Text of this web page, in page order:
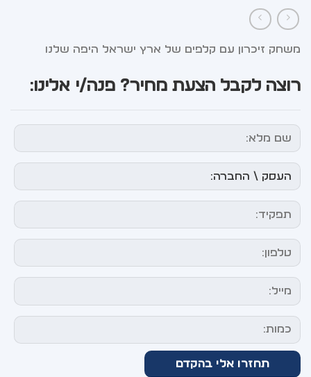
משחק זיכרון עם קלפים של ארץ ישראל היפה שלנו
רוצה לקבל הצעת מחיר? פנה/י אלינו: